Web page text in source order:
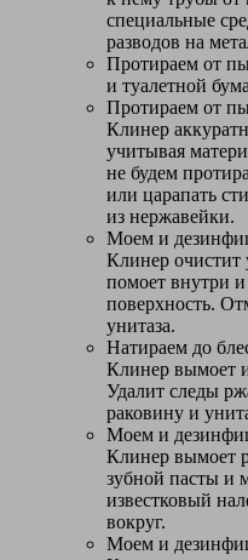
специальные
разводов на
Протираем от
и туалетной
Протираем от
Клинер
учитывая
не будем
или царапать
из нержавейки.
Моем и
Клинер очистит
помоет внутри
поверхность.
унитаза.
Натираем до
Клинер вымоет
Удалит следы
раковину и
Моем и
Клинер вымоет
зубной пасты и
известковый
вокруг.
Моем и